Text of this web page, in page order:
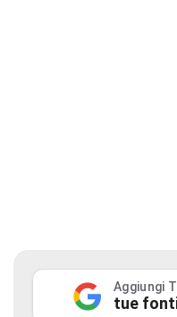
Aggiungi
tue